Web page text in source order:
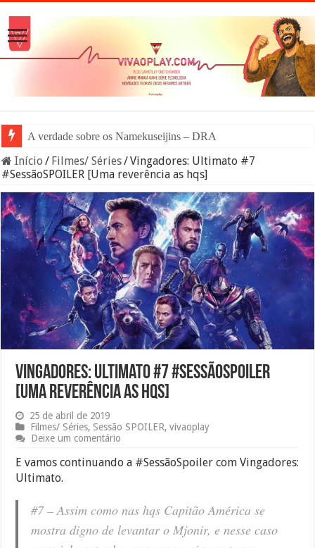
A verdade sobre os Namekuseijins – DRAGON BALL #N
Início / Filmes/ Séries/Vingadores: Ultimato #7
#SessãoSPOILER [Uma reverência as hqs]
Vingadores: Ultimato #7 #SessãoSPOILER
[Uma reverência as hqs]
25 de abril de 2019
Filmes/ Séries, Sessão SPOILER,vivaoplay
Deixe um comentário
E vamos continuando a #SessãoSpoiler com Vingadores:
Ultimato.
#7 – Assim como nas hqs Capitão América se
mostra digno de levantar o Mjonir, e nesse caso